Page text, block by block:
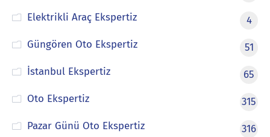
Elektrikli Araç Ekspertiz
4
Güngören Oto Ekspertiz
51
İstanbul Ekspertiz
65
Oto Ekspertiz
315
Pazar Günü Oto Ekspertiz
316